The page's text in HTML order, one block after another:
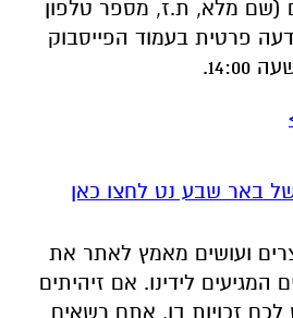
(שם מלא, ת.ז, מספר טלפון
פרטית בעמוד הפייסבוק
באר שבע נט לחצו כאן
ועושים מאמץ לאתר את
המגיעים לידינו. אם זיהיתים
לכם זכויות בו, אתם רשאים